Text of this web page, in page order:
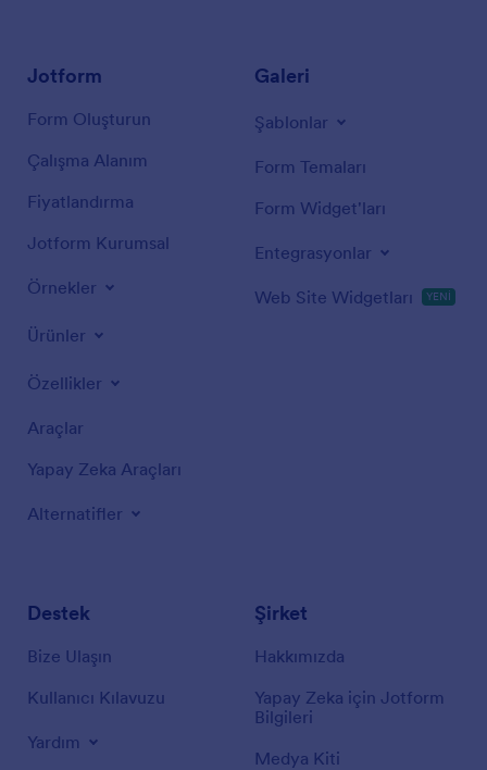
Jotform
Form Oluşturun
Çalışma Alanım
Fiyatlandırma
Jotform Kurumsal
Örnekler
Ürünler
Özellikler
Araçlar
Yapay Zeka Araçları
Alternatifler
Galeri
Şablonlar
Form Temaları
Form Widget'ları
Entegrasyonlar
Web Site Widgetları YENİ
Destek
Bize Ulaşın
Kullanıcı Kılavuzu
Yardım
Şirket
Hakkımızda
Yapay Zeka için Jotform
Bilgileri
Medya Kiti